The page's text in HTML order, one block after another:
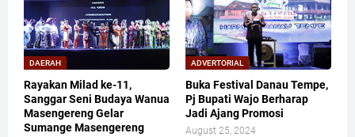
DAERAH
Rayakan Milad ke-11,
Sanggar Seni Budaya Wanua
Masengereng Gelar
Sumange Masengereng
ADVERTORIAL
Buka Festival Danau Tempe,
Pj Bupati Wajo Berharap
Jadi Ajang Promosi
August 25, 2024